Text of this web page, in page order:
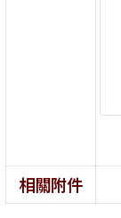
相關附件